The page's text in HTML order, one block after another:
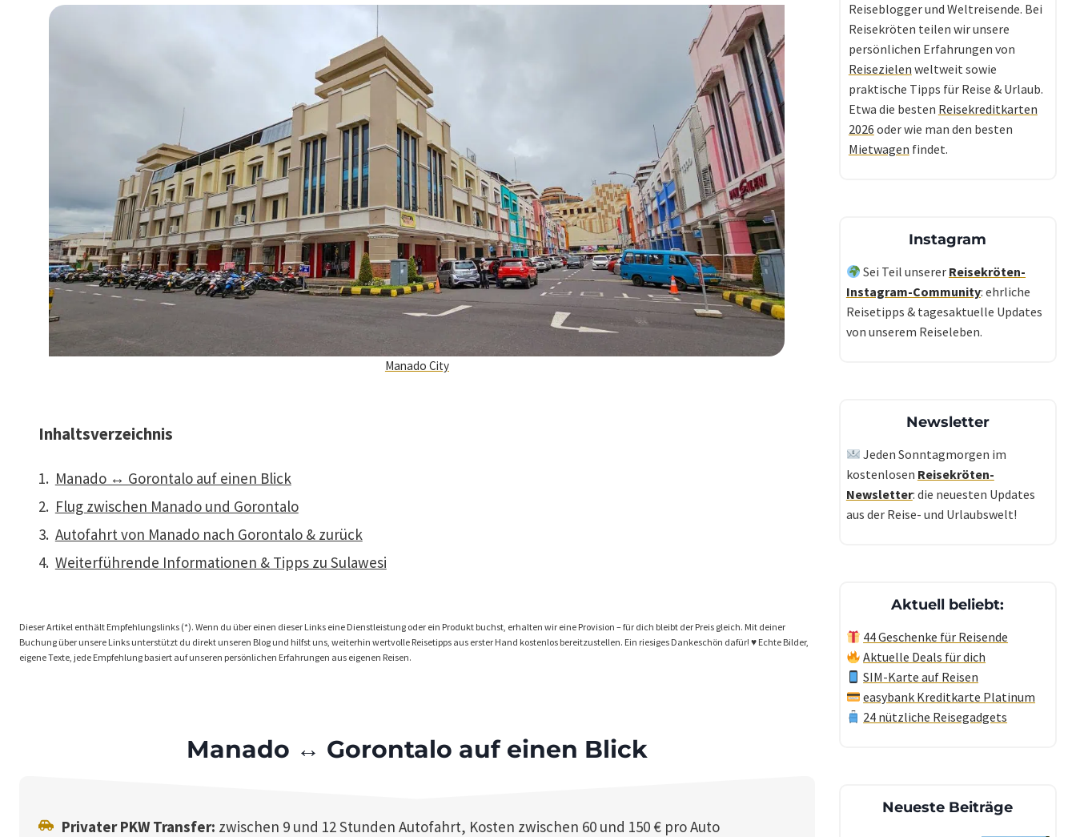
Manado City
Inhaltsverzeichnis
Manado ↔ Gorontalo auf einen Blick
Flug zwischen Manado und Gorontalo
Autofahrt von Manado nach Gorontalo & zurück
Weiterführende Informationen & Tipps zu Sulawesi
Dieser Artikel enthält Empfehlungslinks (*). Wenn du über einen dieser Links eine Dienstleistung oder ein Produkt buchst, erhalten wir eine Provision – für dich bleibt der Preis gleich. Mit deiner
Buchung über unsere Links unterstützt du direkt unseren Blog und hilfst uns, weiterhin wertvolle Reisetipps aus erster Hand kostenlos bereitzustellen. Ein riesiges Dankeschön dafür! ♥️ Echte Bilder,
eigene Texte, jede Empfehlung basiert auf unseren persönlichen Erfahrungen aus eigenen Reisen.
Manado ↔ Gorontalo auf einen Blick
Privater PKW Transfer: zwischen 9 und 12 Stunden Autofahrt, Kosten zwischen 60 und 150 € pro Auto
Reiseblogger und Weltreisende. Bei
Reisekröten teilen wir unsere
persönlichen Erfahrungen von
Reisezielen weltweit sowie
praktische Tipps für Reise & Urlaub.
Etwa die besten Reisekreditkarten
2026 oder wie man den besten
Mietwagen findet.
Instagram
Sei Teil unserer Reisekröten-
Instagram-Community: ehrliche
Reisetipps & tagesaktuelle Updates
von unserem Reiseleben.
Newsletter
Jeden Sonntagmorgen im
kostenlosen Reisekröten-
Newsletter: die neuesten Updates
aus der Reise- und Urlaubswelt!
Aktuell beliebt:
44 Geschenke für Reisende
Aktuelle Deals für dich
SIM-Karte auf Reisen
easybank Kreditkarte Platinum
24 nützliche Reisegadgets
Neueste Beiträge